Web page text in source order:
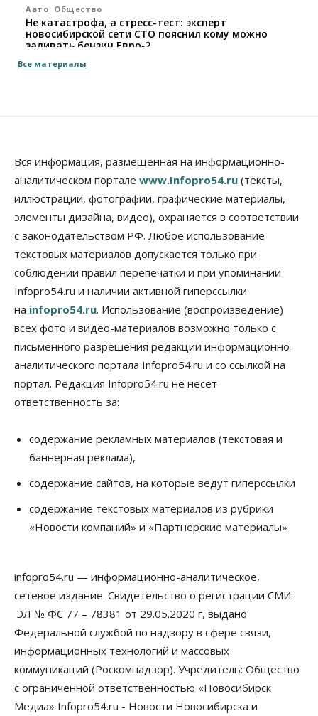
Авто Общество
Не катастрофа, а стресс-тест: эксперт
новосибирской сети СТО пояснил кому можно
заливать бензин Евро‑2
09 Августа 2026, 10:00
Бизнес Общество
Спрос на машино-места в
Новосибирской области вырос в полтора раза
08 Августа 2026, 18:00
К современному юридическому образованию в
России возникает много вопросов
08 Августа 2026, 17:00
Общество
Новосибирские вузы опубликовали
приказы о зачислении на бюджетные места
Общество Технологии
Искусственный интеллект впервые выписал
штраф за борщевик
08 Августа 2026, 15:00
Авто
Продажи подержанных электромобилей в
Новосибирской области растут второй месяц
08 Августа 2026, 13:00
Бизнес Общество
Детские центры Новосибирска
перегибают с «педагогикой успеха», считает
Союз продавцов маркетплейсов
обратился в правительство РФ из-за атак на WB
08 Августа 2026, 10:00
Общество
Новосибирцы будут получать квитанции за ЖКУ
по-новому
Все материалы
Вся информация, размещенная на информационно-
аналитическом портале www.Infopro54.ru (тексты,
иллюстрации, фотографии, графические материалы,
элементы дизайна, видео), охраняется в соответствии
с законодательством РФ. Любое использование
текстовых материалов допускается только при
соблюдении правил перепечатки и при упоминании
Infopro54.ru и наличии активной гиперссылки
на infopro54.ru. Использование (воспроизведение)
всех фото и видео-материалов возможно только с
письменного разрешения редакции информационно-
аналитического портала Infopro54.ru и со ссылкой на
портал. Редакция Infopro54.ru не несет
ответственность за:
содержание рекламных материалов (текстовая и
баннерная реклама),
содержание сайтов, на которые ведут гиперссылки
содержание текстовых материалов из рубрики
«Новости компаний» и «Партнерские материалы»
infopro54.ru — информационно-аналитическое,
сетевое издание. Свидетельство о регистрации СМИ:
ЭЛ № ФС 77 – 78381 от 29.05.2020 г, выдано
Федеральной службой по надзору в сфере связи,
информационных технологий и массовых
коммуникаций (Роскомнадзор). Учредитель: Общество
с ограниченной ответственностью «Новосибирск
Медиа» Infopro54.ru - Новости Новосибирска и